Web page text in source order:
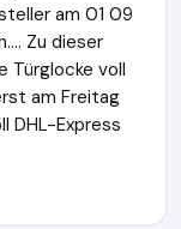
am 01 09
Zu dieser
Türglocke voll
am Freitag
DHL-Express